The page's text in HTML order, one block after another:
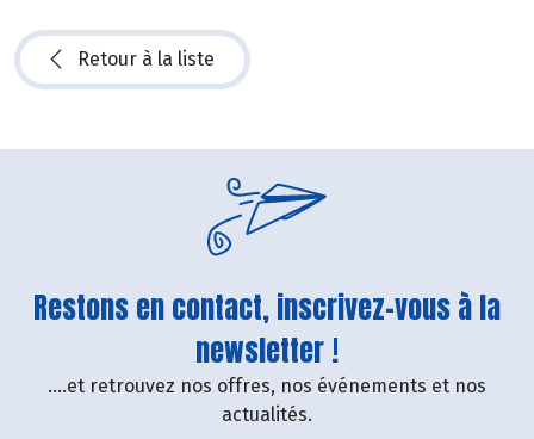
Retour à la liste
Restons en contact, inscrivez-vous à la
newsletter !
....et retrouvez nos offres, nos événements et nos
actualités.